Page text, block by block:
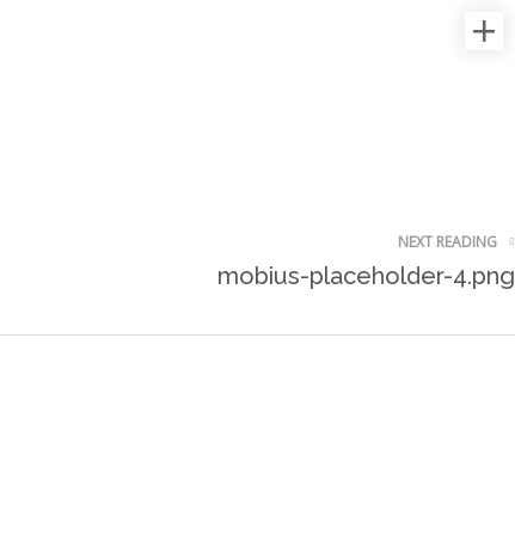
NEXT READING
mobius-placeholder-4.png